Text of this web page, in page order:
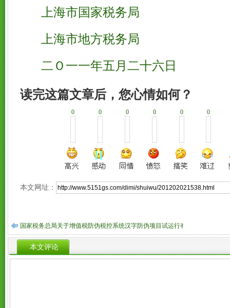
上海市国家税务局
上海市地方税务局
二Ｏ一一年五月二十六日
读完这篇文章后，您心情如何？
0 0 0 0 0 0
本文网址：
国家税务总局关于增值税防伪税控系统汉字防伪项目试运行有关问题的通知
本文评论